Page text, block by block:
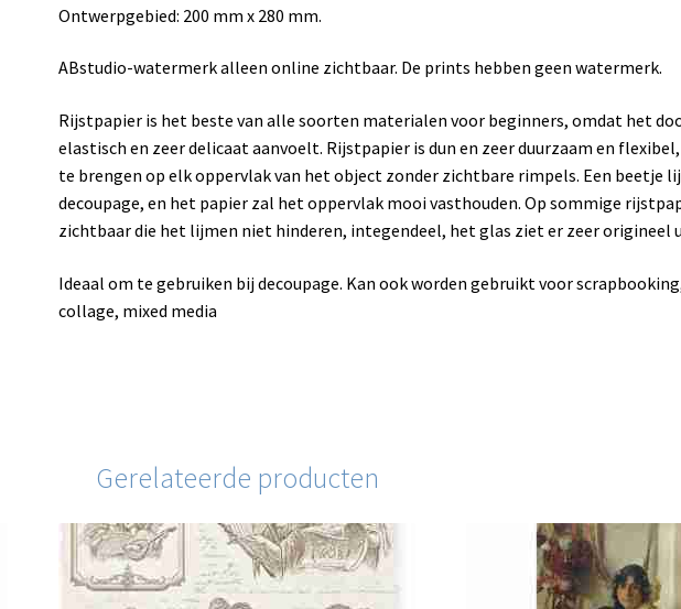
Ontwerpgebied: 200 mm x 280 mm.
ABstudio-watermerk alleen online zichtbaar. De prints hebben geen watermerk.
Rijstpapier is het beste van alle soorten materialen voor beginners, omdat het
elastisch en zeer delicaat aanvoelt. Rijstpapier is dun en zeer duurzaam en
te brengen op elk oppervlak van het object zonder zichtbare rimpels. Een beetje
decoupage, en het papier zal het oppervlak mooi vasthouden. Op sommige
zichtbaar die het lijmen niet hinderen, integendeel, het glas ziet er zeer origineel
Ideaal om te gebruiken bij decoupage. Kan ook worden gebruikt voor
collage, mixed media
Gerelateerde producten